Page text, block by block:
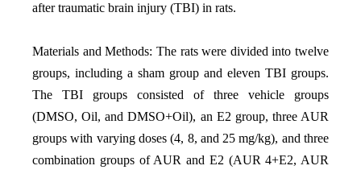
after traumatic brain injury (TBI) in rats.
Materials and Methods: The rats were divided into twelve
groups, including a sham group and eleven TBI groups.
The TBI groups consisted of three vehicle groups
(DMSO, Oil, and DMSO+Oil), an E2 group, three AUR
groups with varying doses (4, 8, and 25 mg/kg), and three
combination groups of AUR and E2 (AUR 4+E2, AUR